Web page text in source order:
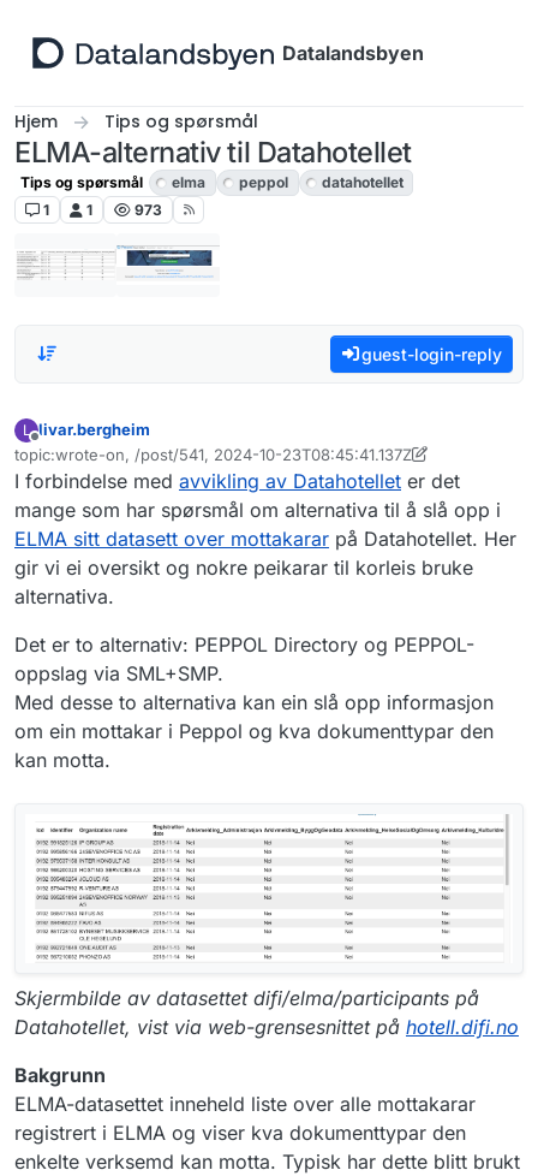
Datalandsbyen
Hjem Tips og spørsmål
ELMA-alternativ til Datahotellet
Tips og spørsmål elma peppol
datahotellet
1
1 973
guest-login-reply
L
Frakoblet
livar.bergheim
topic:wrote-on, /post/541, 2024-10-23T08:45:41.137Z
Sist endret av livar.bergheim
I forbindelse med avvikling av Datahotellet er det
mange som har spørsmål om alternativa til å slå opp i
ELMA sitt datasett over mottakarar på Datahotellet. Her
gir vi ei oversikt og nokre peikarar til korleis bruke
alternativa.
Det er to alternativ: PEPPOL Directory og PEPPOL-
oppslag via SML+SMP.
Med desse to alternativa kan ein slå opp informasjon
om ein mottakar i Peppol og kva dokumenttypar den
kan motta.
Skjermbilde av datasettet difi/elma/participants på
Datahotellet, vist via web-grensesnittet på hotell.difi.no
Bakgrunn
ELMA-datasettet inneheld liste over alle mottakarar
registrert i ELMA og viser kva dokumenttypar den
enkelte verksemd kan motta. Typisk har dette blitt brukt